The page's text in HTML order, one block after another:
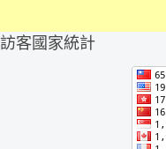
訪客國家統計